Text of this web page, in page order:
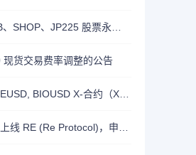
现货交易费率调整的公告